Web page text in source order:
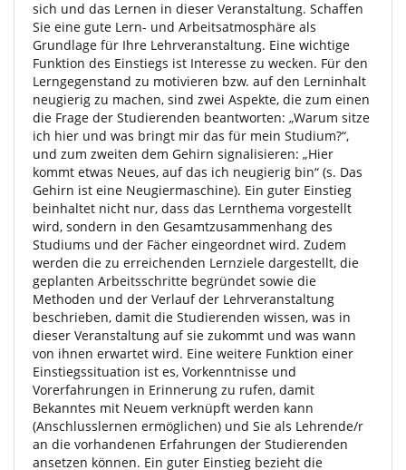
sich und das Lernen in dieser Veranstaltung. Schaffen
Sie eine gute Lern- und Arbeitsatmosphäre als
Grundlage für Ihre Lehrveranstaltung. Eine wichtige
Funktion des Einstiegs ist Interesse zu wecken. Für den
Lerngegenstand zu motivieren bzw. auf den Lerninhalt
neugierig zu machen, sind zwei Aspekte, die zum einen
die Frage der Studierenden beantworten: „Warum sitze
ich hier und was bringt mir das für mein Studium?“,
und zum zweiten dem Gehirn signalisieren: „Hier
kommt etwas Neues, auf das ich neugierig bin“ (s. Das
Gehirn ist eine Neugiermaschine). Ein guter Einstieg
beinhaltet nicht nur, dass das Lernthema vorgestellt
wird, sondern in den Gesamtzusammenhang des
Studiums und der Fächer eingeordnet wird. Zudem
werden die zu erreichenden Lernziele dargestellt, die
geplanten Arbeitsschritte begründet sowie die
Methoden und der Verlauf der Lehrveranstaltung
beschrieben, damit die Studierenden wissen, was in
dieser Veranstaltung auf sie zukommt und was wann
von ihnen erwartet wird. Eine weitere Funktion einer
Einstiegssituation ist es, Vorkenntnisse und
Vorerfahrungen in Erinnerung zu rufen, damit
Bekanntes mit Neuem verknüpft werden kann
(Anschlusslernen ermöglichen) und Sie als Lehrende/r
an die vorhandenen Erfahrungen der Studierenden
ansetzen können. Ein guter Einstieg bezieht die